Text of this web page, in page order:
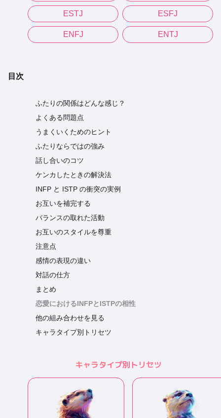
ESTJ ESFJ
ENFJ ENTJ
目次
ふたりの関係はどんな感じ？
よくある問題点
うまくいくためのヒント
ふたりならではの強み
話し合いのコツ
ケンカしたときの解決法
INFP と ISTP の衝突の実例
お互いを補完する
バランスの取れた活動
お互いのスタイルを尊重
注意点
感情の表現の違い
対話の仕方
まとめ
恋愛におけるINFPとISTPの相性
他の組み合わせを見る
キャラタイプ別トリセツ
キャラタイプ別トリセツ